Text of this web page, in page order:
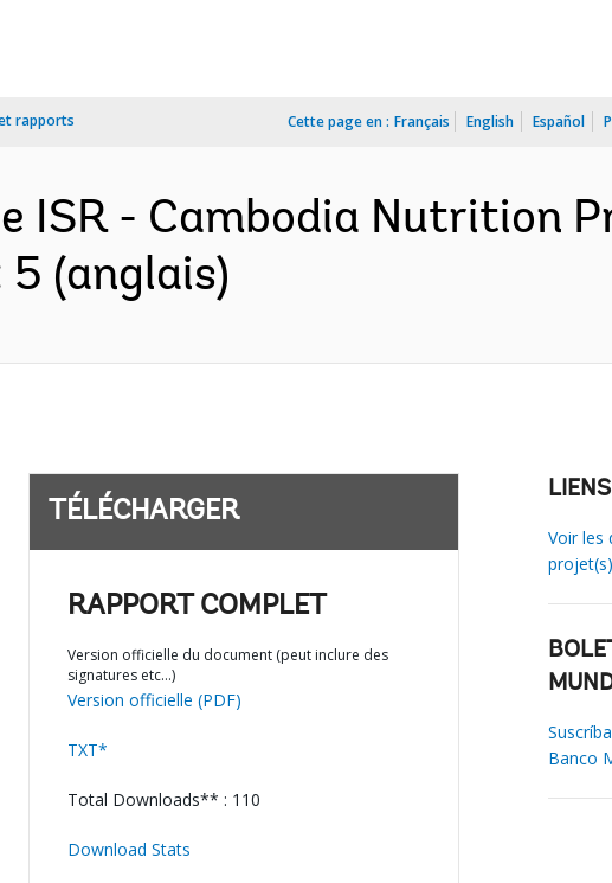
rapports Cette page en : Français English Español
ISR - Cambodia Nutrition
5 (anglais)
TÉLÉCHARGER
RAPPORT COMPLET
Version officielle du document (peut inclure des
signatures etc…)
Version officielle (PDF)
TXT*
Total Downloads** : 110
Download Stats
Voir les
projet(s)
Banco